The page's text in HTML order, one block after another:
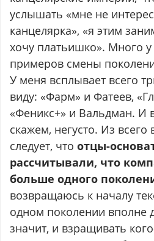
услышать «мне не
канцелярка», «я этим
хочу платьишко». Много у
примеров смены
У меня всплывает всего
виду: «Фарм» и Фатеев,
«Феникс+» и Вальдман. И
скажем, негусто. Из
следует, чтоотцы-
рассчитывали, что
больше одного
возвращаюсь к началу
одном поколении вполне
значит, и взращивать